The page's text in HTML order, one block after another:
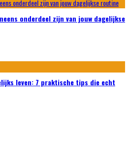
onderdeel zijn van jouw dagelijkse
leven: 7 praktische tips die echt